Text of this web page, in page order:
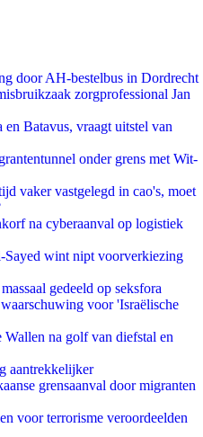
door AH-bestelbus in Dordrecht
zorgprofessional Jan
Batavus, vraagt uitstel van
onder grens met Wit-
vaker vastgelegd in cao's, moet
na cyberaanval op logistiek
Sayed wint nipt voorverkiezing
gedeeld op seksfora
voor 'Israëlische
na golf van diefstal en
aantrekkelijker
grensaanval door migranten
voor terrorisme veroordeelden